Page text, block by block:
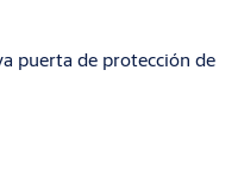
puerta de protección de